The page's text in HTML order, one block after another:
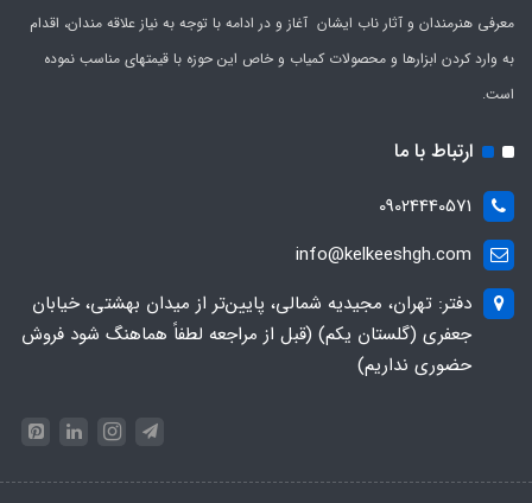
معرفی هنرمندان و آثار ناب ایشان آغاز و در ادامه با توجه به نیاز علاقه مندان، اقدام
به وارد کردن ابزارها و محصولات کمیاب و خاص این حوزه با قیمتهای مناسب نموده
است.
ارتباط با ما
09024440571
info@kelkeeshgh.com
دفتر: تهران، مجیدیه شمالی، پایین‌تر از میدان بهشتی، خیابان
جعفری (گلستان یکم) (قبل از مراجعه لطفاً هماهنگ شود فروش
حضوری نداریم)